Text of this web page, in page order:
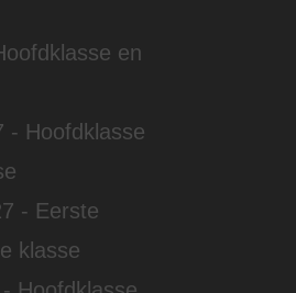
en
- Hoofdklasse
- Eerste
klasse